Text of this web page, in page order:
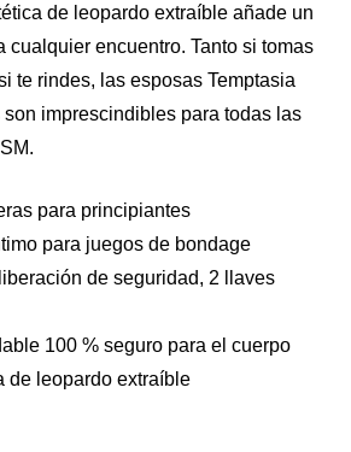
de leopardo extraíble añade un
cualquier encuentro. Tanto si tomas
te rindes, las esposas Temptasia
imprescindibles para todas las
para principiantes
para juegos de bondage
de seguridad, 2 llaves
100 % seguro para el cuerpo
de leopardo extraíble